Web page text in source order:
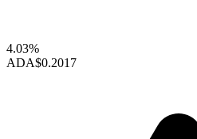
4.03%
ADA$0.2017